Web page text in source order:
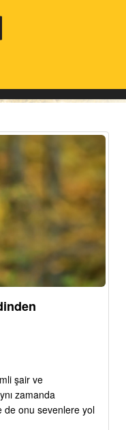
şair ve
zamanda
de onu sevenlere yol